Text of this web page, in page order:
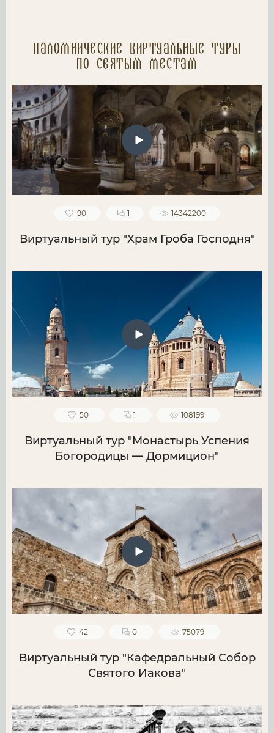
Паломнические Виртуальные туры
по святым местам
90 1 14342200
Виртуальный тур "Храм Гроба Господня"
50 1 108199
Виртуальный тур "Монастырь Успения
Богородицы — Дормицион"
42 0 75079
Виртуальный тур "Кафедральный Собор
Святого Иакова"